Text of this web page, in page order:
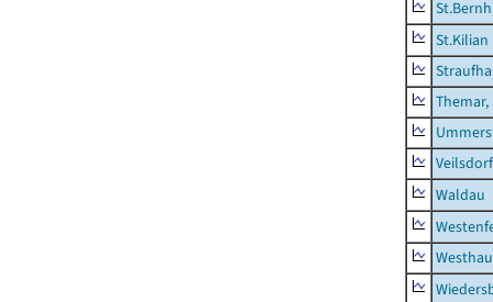
St.Kilian
Veilsdorf
Waldau